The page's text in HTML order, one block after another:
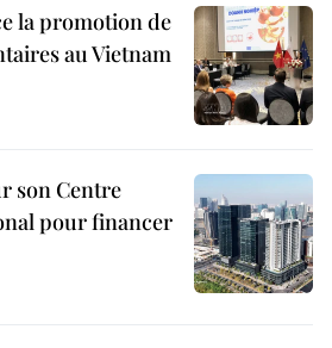
la promotion de
au Vietnam
son Centre
pour financer